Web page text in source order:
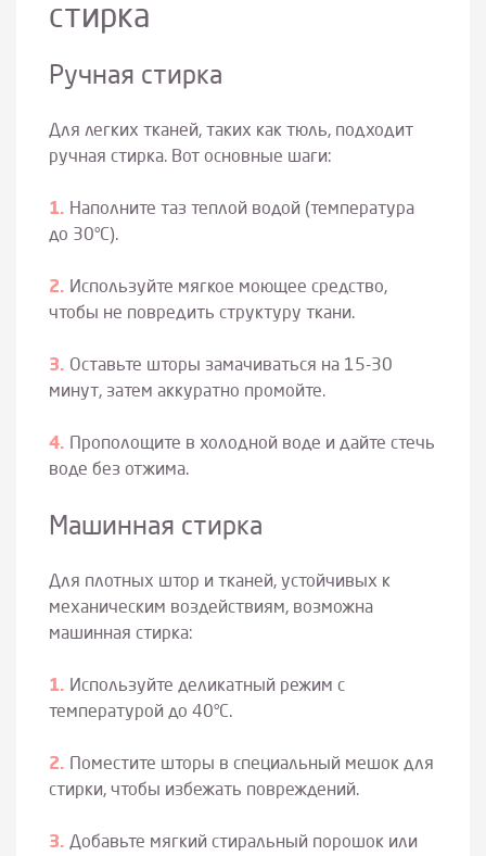
стирка
Ручная стирка
Для легких тканей, таких как тюль, подходит
ручная стирка. Вот основные шаги:
Наполните таз теплой водой (температура
до 30°C).
Используйте мягкое моющее средство,
чтобы не повредить структуру ткани.
Оставьте шторы замачиваться на 15-30
минут, затем аккуратно промойте.
Прополощите в холодной воде и дайте стечь
воде без отжима.
Машинная стирка
Для плотных штор и тканей, устойчивых к
механическим воздействиям, возможна
машинная стирка:
Используйте деликатный режим с
температурой до 40°C.
Поместите шторы в специальный мешок для
стирки, чтобы избежать повреждений.
Добавьте мягкий стиральный порошок или